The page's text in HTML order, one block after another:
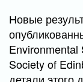
Новые
Environmental
Society of